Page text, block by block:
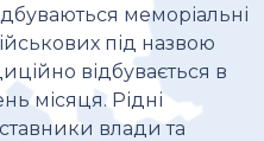
меморіальні
під назвою
відбувається в
місяця. Рідні
влади та